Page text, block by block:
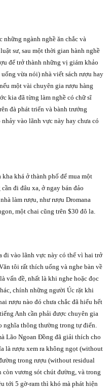
ngành nghề ăn chắc và
sư, sau một thời gian hành nghề
để trở thành những vị giám khảo
vừa nói) nhà viết sách rượu hay
một vài chuyên gia rượu hàng
kia đã từng làm nghề có chữ sĩ
đà phát triển và bành trướng
vào lãnh vực này hay chưa có
khá ở thành phố để mua một
đi đâu xa, ở ngay bán đảo
làm rượu, như rượu Dromana
một chai cũng trên $30 đô la.
vào lãnh vực này có thể vì hai trở
tôi rất thích uống và nghe bàn về
vấn đề, nhất là khi nghe hoặc đọc
chính những người Úc rặt khi
rượu nào đó chưa chắc đã hiểu hết
Anh cần phải được chuyên gia
nghĩa thông thường trong tự điển.
Lão Ngoan Đồng đã giải thích cho
là rượu xem ra không ngọt (without
trong rượu (without residual
còn vương sót chút đường, và trong
tới 5 gờ-ram thì khó mà phát hiện